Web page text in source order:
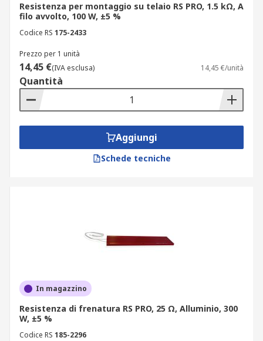
Resistenza per montaggio su telaio RS PRO, 1.5 kΩ, A
filo avvolto, 100 W, ±5 %
Codice RS 175-2433
Prezzo per 1 unità
14,45 €(IVA esclusa) 14,45 €/unità
Quantità
Aggiungi
Schede tecniche
In magazzino
Resistenza di frenatura RS PRO, 25 Ω, Alluminio, 300
W, ±5 %
Codice RS 185-2296